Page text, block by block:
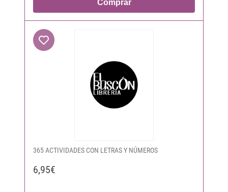
Comprar
365 ACTIVIDADES CON LETRAS Y NÚMEROS
6,95€